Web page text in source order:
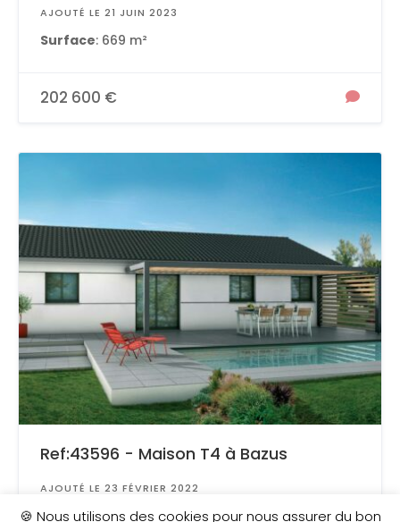
AJOUTÉ LE 21 JUIN 2023
Surface: 669 m²
202 600 €
Ref:43596 - Maison T4 à Bazus
AJOUTÉ LE 23 FÉVRIER 2022
Surface: 800 m²
🍪 Nous utilisons des cookies pour nous assurer du bon